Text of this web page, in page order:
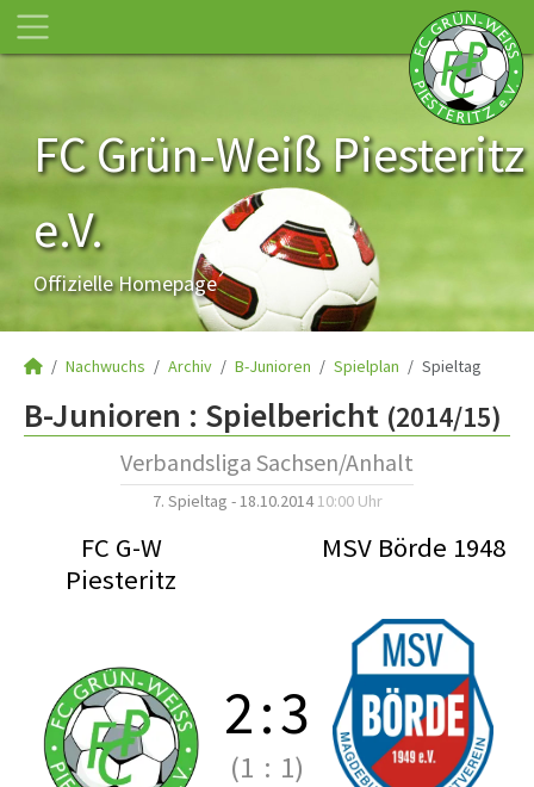
FC Grün-Weiß Piesteritz
e.V.
Offizielle Homepage
Nachwuchs Archiv B-Junioren Spielplan Spieltag
B-Junioren : Spielbericht (2014/15)
Verbandsliga Sachsen/Anhalt
7. Spieltag - 18.10.201410:00 Uhr
FC G-W
Piesteritz
MSV Börde 1948
2:3
(1 : 1)